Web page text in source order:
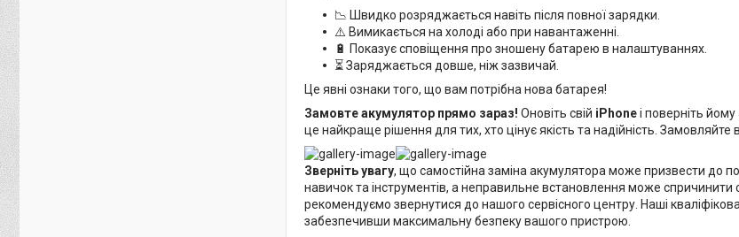
📉 Швидко розряджається навіть після повної зарядки.
⚠️ Вимикається на холоді або при навантаженні.
🔋 Показує сповіщення про зношену батарею в налаштуваннях.
⏳ Заряджається довше, ніж зазвичай.
Це явні ознаки того, що вам потрібна нова батарея!
Замовте акумулятор прямо зараз! Оновіть свій iPhoneі поверніть
це найкраще рішення для тих, хто цінує якість та надійність.
Зверніть увагу, що самостійна заміна акумулятора може призвести до
навичок та інструментів, а неправильне встановлення може
рекомендуємо звернутися до нашого сервісного центру. Наші
забезпечивши максимальну безпеку вашого пристрою.